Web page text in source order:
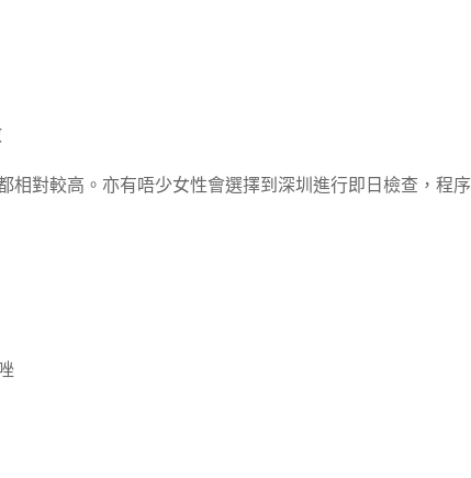
對較高。亦有唔少女性會選擇到深圳進行即日檢查，程